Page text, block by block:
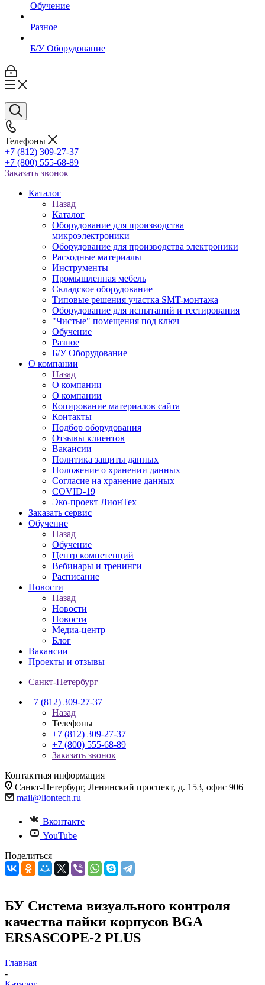
Обучение
Разное
Б/У Оборудование
Телефоны
+7 (812) 309-27-37
+7 (800) 555-68-89
Заказать звонок
Каталог
Назад
Каталог
Оборудование для производства
микроэлектроники
Оборудование для производства электроники
Расходные материалы
Инструменты
Промышленная мебель
Складское оборудование
Типовые решения участка SMT-монтажа
Оборудование для испытаний и тестирования
"Чистые" помещения под ключ
Обучение
Разное
Б/У Оборудование
О компании
Назад
О компании
О компании
Копирование материалов сайта
Контакты
Подбор оборудования
Отзывы клиентов
Вакансии
Политика защиты данных
Положение о хранении данных
Согласие на хранение данных
COVID-19
Эко-проект ЛионТех
Заказать сервис
Обучение
Назад
Обучение
Центр компетенций
Вебинары и тренинги
Расписание
Новости
Назад
Новости
Новости
Медиа-центр
Блог
Вакансии
Проекты и отзывы
Санкт-Петербург
+7 (812) 309-27-37
Назад
Телефоны
+7 (812) 309-27-37
+7 (800) 555-68-89
Заказать звонок
Контактная информация
Санкт-Петербург, Ленинский проспект, д. 153, офис 906
mail@liontech.ru
Вконтакте
YouTube
Поделиться
БУ Система визуального контроля
качества пайки корпусов BGA
ERSASCOPE-2 PLUS
Главная
-